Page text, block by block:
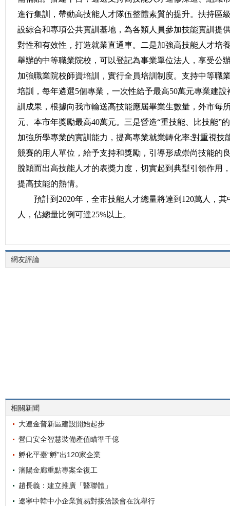
進行集訓，帶動高技能人才隊伍整體素質的提升。扶持區
設綜合和專項公共實訓基地，為各類人員參加技能實訓提
對性和有效性，打造就業直通車。二是加強高技能人才培
舉辦的中等職業院校，可以登記為事業單位法人，享受公
加強職業院校師資培訓，實行全員培訓制度。支持中等職
培訓，每年遴選5個專業，一次性給予最高50萬元專業建
訓成果，根據向我市輸送高技能應屆畢業生數量，外市每
元、本市年獎勵最高40萬元。三是營造“重技能、比技能”
加強所學專業的實訓能力，提高專業就業轉化率;對重視技
競賽的用人單位，給予支持和獎勵，引導形成崇尚技能的
脫穎而出高技能人才的表獎力度，切實起到典型引領作用
提高技能的熱情。
預計到2020年，全市技能人才總量將達到120萬人，其
人，佔總量比例可達25%以上。
網友評論
相關新聞
大連金普新區建設開始起步
營口安全智慧裝備產值瞄準千億
孵化平臺“孵”出120家企業
瀋陽金廊重點專案全復工
趙長義：建立推廣「醫聯體」
遼寧中韓中小企業貿易對接洽談會在沈舉行